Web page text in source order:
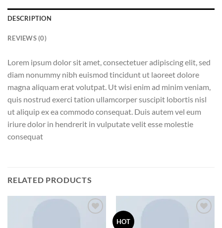
DESCRIPTION
REVIEWS (0)
Lorem ipsum dolor sit amet, consectetuer adipiscing elit, sed
diam nonummy nibh euismod tincidunt ut laoreet dolore
magna aliquam erat volutpat. Ut wisi enim ad minim veniam,
quis nostrud exerci tation ullamcorper suscipit lobortis nisl
ut aliquip ex ea commodo consequat. Duis autem vel eum
iriure dolor in hendrerit in vulputate velit esse molestie
consequat
RELATED PRODUCTS
HOT